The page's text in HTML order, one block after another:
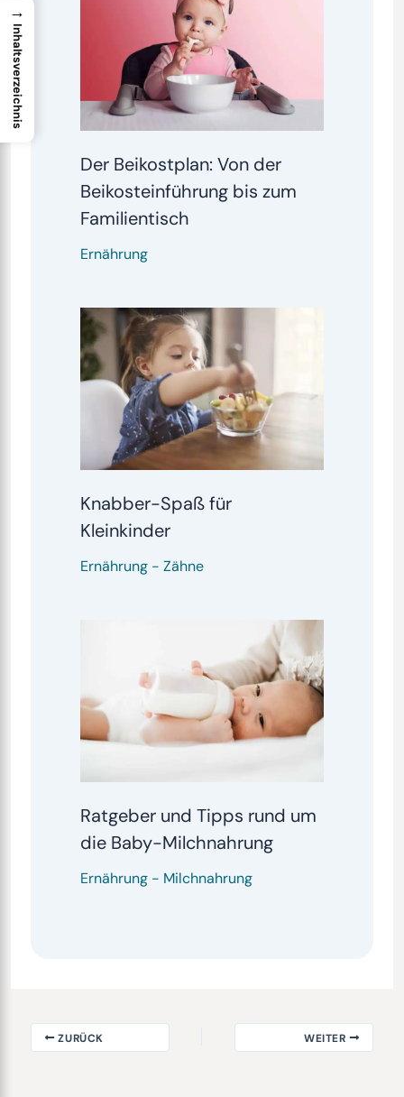
Der Beikostplan: Von der
Beikosteinführung bis zum
Familientisch
Ernährung
Knabber-Spaß für
Kleinkinder
Ernährung- Zähne
Ratgeber und Tipps rund um
die Baby-Milchnahrung
Ernährung- Milchnahrung
ZURÜCK WEITER
→
Inhaltsverzeichnis